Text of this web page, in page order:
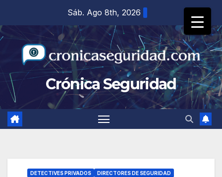
contenido
Sáb. Ago 8th, 2026
Crónica Seguridad
DETECTIVES PRIVADOS
DIRECTORES DE SEGURIDAD